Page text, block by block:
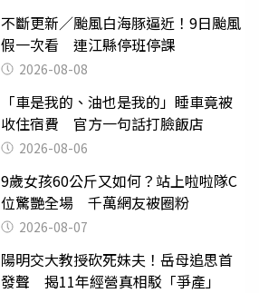
不斷更新／颱風白海豚逼近！9日颱風
假一次看 連江縣停班停課
2026-08-08
「車是我的、油也是我的」睡車竟被
收住宿費 官方一句話打臉飯店
2026-08-06
9歲女孩60公斤又如何？站上啦啦隊C
位驚艷全場 千萬網友被圈粉
2026-08-07
陽明交大教授砍死妹夫！岳母追思首
發聲 揭11年經營真相駁「爭產」